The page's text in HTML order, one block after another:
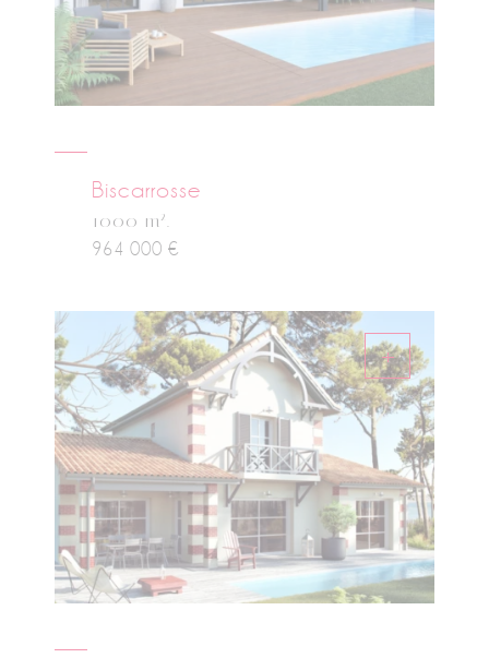
Biscarrosse
1000 m 2.
964 000 €
+